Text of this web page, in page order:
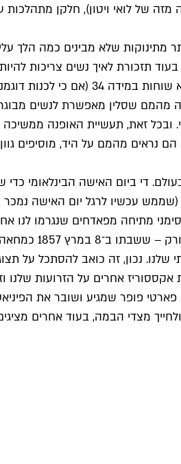
של לואי ויטון), חלקן
מתינוקות שלא מבינים כמה
תזכורת לאיך נשים צריכות
שסלין מאפשרת לנשים
זאת, תעשיית האופנה
נראים מהמם על היד, מוסיפים
די ביום האישה הבינלאומי
עכשיו לרגל יום האישה
מתיחה מפאדחים שנגרמו לנו
אולי הגיע הזמן
נכון, זה כואב להסתכל על
פופר שמגיע ושובר את
הבמה, בעוד אחרים מציגים לנו את